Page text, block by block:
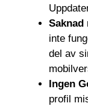
Saknad
inte
del av
Ingen
profil